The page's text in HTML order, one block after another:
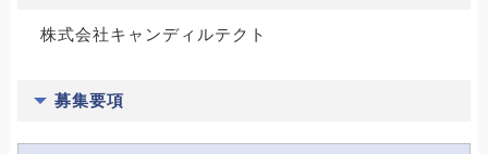
株式会社キャンディルテクト
募集要項